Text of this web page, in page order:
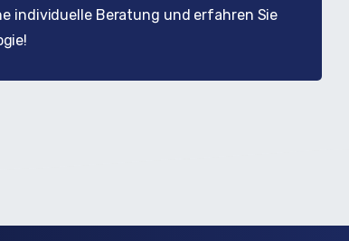
individuelle Beratung und erfahren Sie